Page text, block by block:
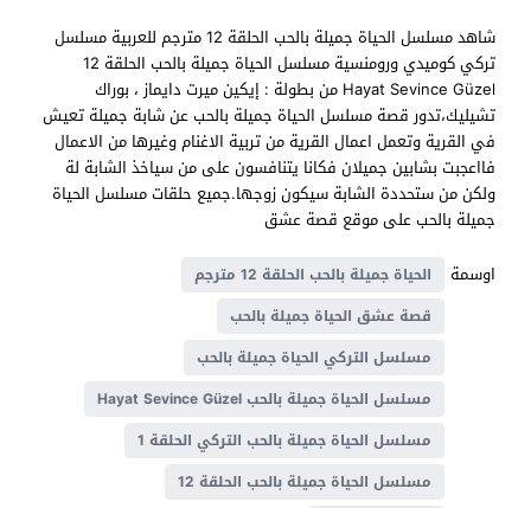
شاهد مسلسل الحياة جميلة بالحب الحلقة 12 مترجم للعربية مسلسل
تركي كوميدي ورومنسية مسلسل الحياة جميلة بالحب الحلقة 12
Hayat Sevince Güzel من بطولة : إيكين ميرت دايماز ، بوراك
تشيليك،تدور قصة مسلسل الحياة جميلة بالحب عن شابة جميلة تعيش
في القرية وتعمل اعمال القرية من تربية الاغنام وغيرها من الاعمال
فااعجبت بشابين جميلان فكانا يتنافسون على من سياخذ الشابة لة
ولكن من ستحددة الشابة سيكون زوجها.جميع حلقات مسلسل الحياة
جميلة بالحب على موقع قصة عشق
اوسمة
الحياة جميلة بالحب الحلقة 12 مترجم
قصة عشق الحياة جميلة بالحب
مسلسل التركي الحياة جميلة بالحب
مسلسل الحياة جميلة بالحب Hayat Sevince Güzel
مسلسل الحياة جميلة بالحب التركي الحلقة 1
مسلسل الحياة جميلة بالحب الحلقة 12